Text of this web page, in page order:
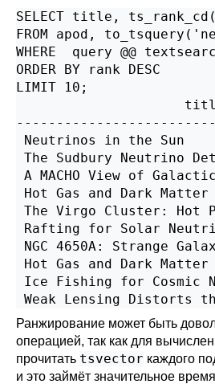
SELECT title,
FROM apod,
WHERE  query @@
ORDER BY rank DESC
LIMIT 10;
Neutrinos in the Sun
The Sudbury Neutrino
A MACHO View of
Hot Gas and Dark
The Virgo Cluster: Hot
Rafting for Solar
NGC 4650A: Strange
Hot Gas and Dark
Ice Fishing for Cosmic
Ранжирование может быть
операцией, так как для
прочитать tsvector каждого
и это займёт значительное